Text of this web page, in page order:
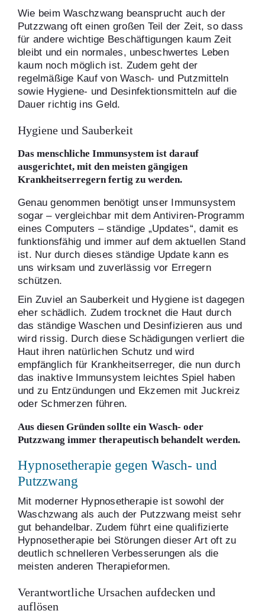
Wie beim Waschzwang beansprucht auch der
Putzzwang oft einen großen Teil der Zeit, so dass
für andere wichtige Beschäftigungen kaum Zeit
bleibt und ein normales, unbeschwertes Leben
kaum noch möglich ist. Zudem geht der
regelmäßige Kauf von Wasch- und Putzmitteln
sowie Hygiene- und Desinfektionsmitteln auf die
Dauer richtig ins Geld.
Hygiene und Sauberkeit
Das menschliche Immunsystem ist darauf
ausgerichtet, mit den meisten gängigen
Krankheitserregern fertig zu werden.
Genau genommen benötigt unser Immunsystem
sogar – vergleichbar mit dem Antiviren-Programm
eines Computers – ständige „Updates“, damit es
funktionsfähig und immer auf dem aktuellen Stand
ist. Nur durch dieses ständige Update kann es
uns wirksam und zuverlässig vor Erregern
schützen.
Ein Zuviel an Sauberkeit und Hygiene ist dagegen
eher schädlich. Zudem trocknet die Haut durch
das ständige Waschen und Desinfizieren aus und
wird rissig. Durch diese Schädigungen verliert die
Haut ihren natürlichen Schutz und wird
empfänglich für Krankheitserreger, die nun durch
das inaktive Immunsystem leichtes Spiel haben
und zu Entzündungen und Ekzemen mit Juckreiz
oder Schmerzen führen.
Aus diesen Gründen sollte ein Wasch- oder
Putzzwang immer therapeutisch behandelt werden.
Hypnosetherapie gegen Wasch- und
Putzzwang
Mit moderner Hypnosetherapie ist sowohl der
Waschzwang als auch der Putzzwang meist sehr
gut behandelbar. Zudem führt eine qualifizierte
Hypnosetherapie bei Störungen dieser Art oft zu
deutlich schnelleren Verbesserungen als die
meisten anderen Therapieformen.
Verantwortliche Ursachen aufdecken und
auflösen